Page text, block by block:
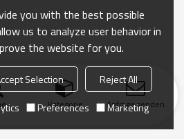
Kategorie Anfrage senden
you with the best possible
us to analyze user behavior in
the website for you.
Selection
Reject All
Preferences Marketing